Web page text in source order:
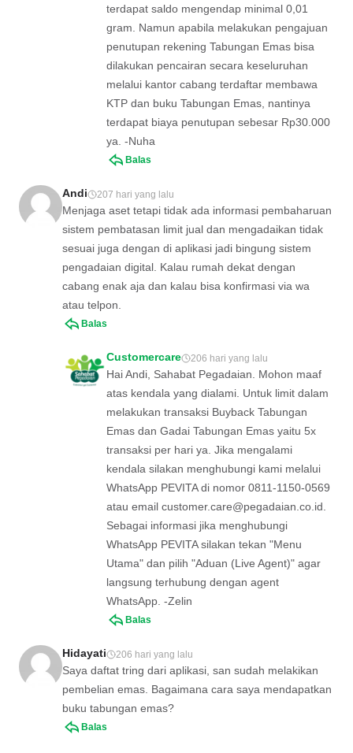
terdapat saldo mengendap minimal 0,01
gram. Namun apabila melakukan pengajuan
penutupan rekening Tabungan Emas bisa
dilakukan pencairan secara keseluruhan
melalui kantor cabang terdaftar membawa
KTP dan buku Tabungan Emas, nantinya
terdapat biaya penutupan sebesar Rp30.000
ya. -Nuha
Balas
Andi 207 hari yang lalu
Menjaga aset tetapi tidak ada informasi pembaharuan
sistem pembatasan limit jual dan mengadaikan tidak
sesuai juga dengan di aplikasi jadi bingung sistem
pengadaian digital. Kalau rumah dekat dengan
cabang enak aja dan kalau bisa konfirmasi via wa
atau telpon.
Balas
Customercare 206 hari yang lalu
Hai Andi, Sahabat Pegadaian. Mohon maaf
atas kendala yang dialami. Untuk limit dalam
melakukan transaksi Buyback Tabungan
Emas dan Gadai Tabungan Emas yaitu 5x
transaksi per hari ya. Jika mengalami
kendala silakan menghubungi kami melalui
WhatsApp PEVITA di nomor 0811-1150-0569
atau email customer.care@pegadaian.co.id.
Sebagai informasi jika menghubungi
WhatsApp PEVITA silakan tekan "Menu
Utama" dan pilih "Aduan (Live Agent)" agar
langsung terhubung dengan agent
WhatsApp. -Zelin
Balas
Hidayati 206 hari yang lalu
Saya daftat tring dari aplikasi, san sudah melakikan
pembelian emas. Bagaimana cara saya mendapatkan
buku tabungan emas?
Balas